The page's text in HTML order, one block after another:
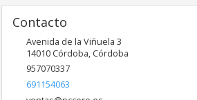
Contacto
Avenida de la Viñuela 3
14010 Córdoba, Córdoba
957070337
691154063